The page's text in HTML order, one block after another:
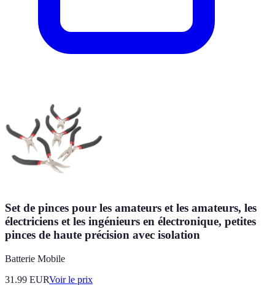
Set de pinces pour les amateurs et les amateurs, les
électriciens et les ingénieurs en électronique, petites
pinces de haute précision avec isolation
Batterie Mobile
31.99 EURVoir le prix